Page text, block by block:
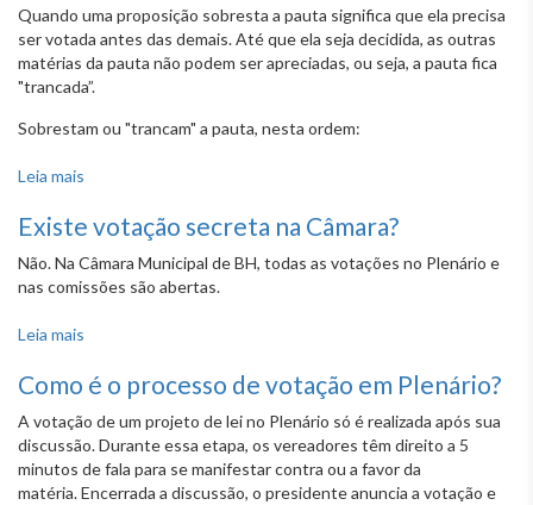
Quando uma proposição sobresta a pauta significa que ela precisa
ser votada antes das demais. Até que ela seja decidida, as outras
matérias da pauta não podem ser apreciadas, ou seja, a pauta fica
"trancada”.
Sobrestam ou "trancam" a pauta, nesta ordem:
Leia mais
Existe votação secreta na Câmara?
Não. Na Câmara Municipal de BH, todas as votações no Plenário e
nas comissões são abertas.
Leia mais
Como é o processo de votação em Plenário?
A votação de um projeto de lei no Plenário só é realizada após sua
discussão. Durante essa etapa, os vereadores têm direito a 5
minutos de fala para se manifestar contra ou a favor da
matéria. Encerrada a discussão, o presidente anuncia a votação e